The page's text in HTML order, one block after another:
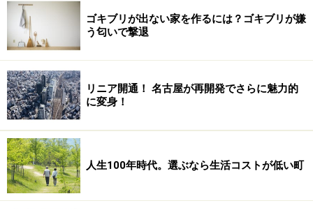
不動産に関する最新情報をはじめ、さまざまな話題を取
り上げながら、毎月２回皆様へお届けしています。
※記事内容は執筆時点のものです。最新の内容をご確認くださ
い。
ゴキブリが出ない家を作るには？ゴキブリが嫌
う匂いで撃退
リニア開通！ 名古屋が再開発でさらに魅力的
に変身！
人生100年時代。選ぶなら生活コストが低い町